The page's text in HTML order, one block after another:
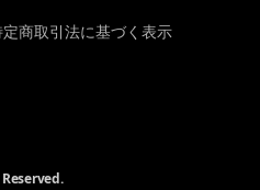
商取引法に基づく表示